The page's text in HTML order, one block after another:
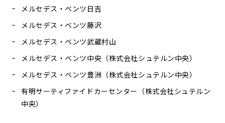
メルセデス・ベンツ日吉
メルセデス・ベンツ藤沢
メルセデス・ベンツ武蔵村山
メルセデス・ベンツ中央（株式会社シュテルン中央）
メルセデス・ベンツ豊洲（株式会社シュテルン中央）
有明サーティファイドカーセンター（株式会社シュテルン
中央）